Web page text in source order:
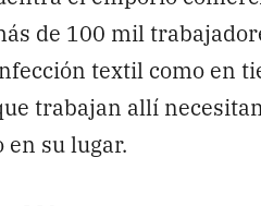
de 100 mil
textil como en
trabajan allí
en su lugar.